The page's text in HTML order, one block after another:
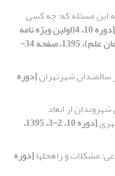
این مسئله که: چه کسی
[دوره 10، 4(اولین ویژه نامه
فرهنگ دانشگاهی و نهادینه شدن گفتمان علم)، 1395، صفحه 34-
شهرتهران[دوره
از ابعاد
[دوره 10، 2-3، 1395،
مشکلات و راهحلها[دوره